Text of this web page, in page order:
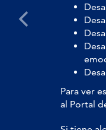
Para ver
al Portal